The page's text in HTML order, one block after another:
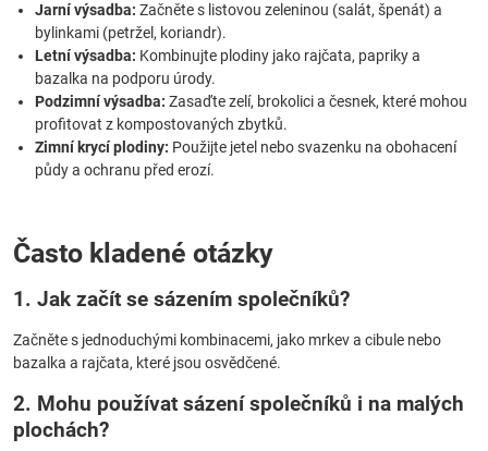
Jarní výsadba: Začněte s listovou zeleninou (salát, špenát) a
bylinkami (petržel, koriandr).
Letní výsadba: Kombinujte plodiny jako rajčata, papriky a
bazalka na podporu úrody.
Podzimní výsadba: Zasaďte zelí, brokolici a česnek, které mohou
profitovat z kompostovaných zbytků.
Zimní krycí plodiny: Použijte jetel nebo svazenku na obohacení
půdy a ochranu před erozí.
Často kladené otázky
1. Jak začít se sázením společníků?
Začněte s jednoduchými kombinacemi, jako mrkev a cibule nebo
bazalka a rajčata, které jsou osvědčené.
2. Mohu používat sázení společníků i na malých
plochách?